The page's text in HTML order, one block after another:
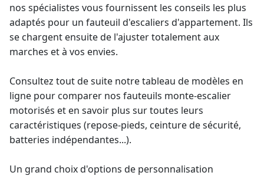
nos spécialistes vous fournissent les conseils les plus
adaptés pour un fauteuil d'escaliers d'appartement. Ils
se chargent ensuite de l'ajuster totalement aux
marches et à vos envies.
Consultez tout de suite notre tableau de modèles en
ligne pour comparer nos fauteuils monte-escalier
motorisés et en savoir plus sur toutes leurs
caractéristiques (repose-pieds, ceinture de sécurité,
batteries indépendantes...).
Un grand choix d'options de personnalisation